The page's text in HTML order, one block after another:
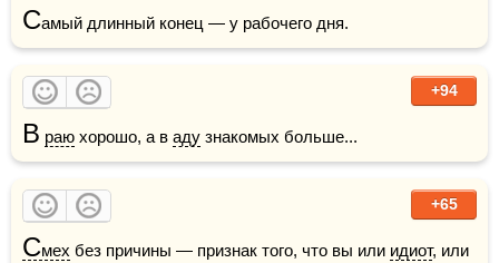
Самый длинный конец — у рабочего дня.
+94
В раю хорошо, а в аду знакомых больше...
+65
Смех без причины — признак того, что вы или идиот, или